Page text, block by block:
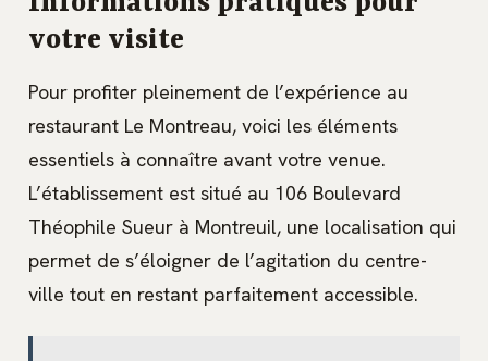
votre visite
Pour profiter pleinement de l’expérience au
restaurant Le Montreau, voici les éléments
essentiels à connaître avant votre venue.
L’établissement est situé au 106 Boulevard
Théophile Sueur à Montreuil, une localisation qui
permet de s’éloigner de l’agitation du centre-
ville tout en restant parfaitement accessible.